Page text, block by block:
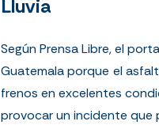
Lluvia
Según Prensa Libre, el
Guatemala porque el
frenos en excelentes
provocar un incidente que